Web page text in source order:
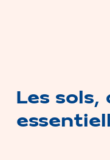
Les sols,